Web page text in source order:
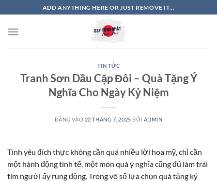
qua
nội
ADD ANYTHING HERE OR JUST REMOVE IT...
TIN TỨC
Tranh Sơn Dầu Cặp Đôi – Quà Tặng Ý
Nghĩa Cho Ngày Kỷ Niệm
ĐĂNG VÀO 22 THÁNG 7, 2025 BỞI ADMIN
Tình yêu đích thực không cần quá nhiều lời hoa mỹ, chỉ cần
một hành động tinh tế, một món quà ý nghĩa cũng đủ làm trái
tim người ấy rung động. Trong vô số lựa chọn quà tặng kỷ